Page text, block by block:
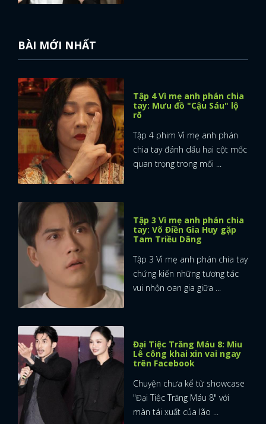
BÀI MỚI NHẤT
Tập 4 Vì mẹ anh phán chia
tay: Mưu đồ "Cậu Sáu" lộ
rõ
Tập 4 phim Vì mẹ anh phán
chia tay đánh dấu hai cột mốc
quan trọng trong mối ...
Tập 3 Vì mẹ anh phán chia
tay: Võ Điền Gia Huy gặp
Tam Triều Dâng
Tập 3 Vì mẹ anh phán chia tay
chứng kiến những tương tác
vui nhộn oan gia giữa ...
Đại Tiệc Trăng Máu 8: Miu
Lê công khai xin vai ngay
trên Facebook
Chuyện chưa kể từ showcase
"Đại Tiệc Trăng Máu 8" với
màn tái xuất của lão ...